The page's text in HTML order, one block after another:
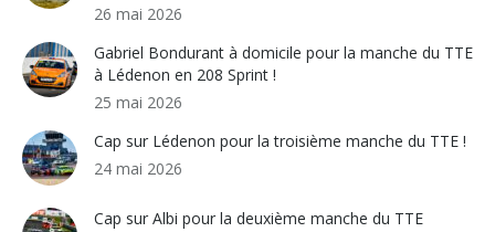
26 mai 2026
Gabriel Bondurant à domicile pour la manche du TTE
à Lédenon en 208 Sprint !
25 mai 2026
Cap sur Lédenon pour la troisième manche du TTE !
24 mai 2026
Cap sur Albi pour la deuxième manche du TTE